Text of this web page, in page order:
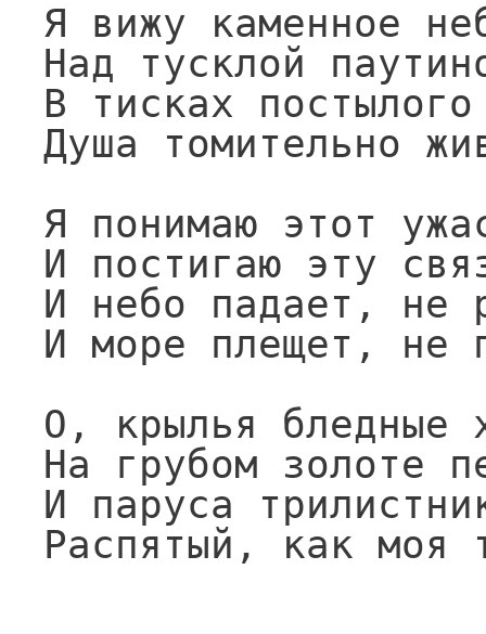
Я вижу каменное
Над тусклой
В тисках
Душа томительно
Я понимаю этот
И постигаю эту
И небо падает, не
И море плещет, не
О, крылья бледные
На грубом золоте
И паруса
Распятый, как моя